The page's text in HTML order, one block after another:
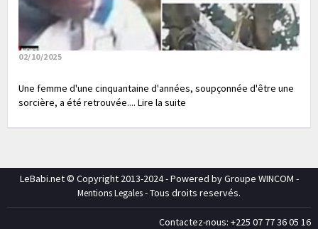
02/10/2025
Une femme d'une cinquantaine d'années, soupçonnée d'être une
sorcière, a été retrouvée.... Lire la suite
LeBabi.net © Copyright 2013-2024 - Powered by Groupe WINCOM -
Mentions Legales- Tous droits reservés.
Contactez-nous: +225 07 77 36 05 16